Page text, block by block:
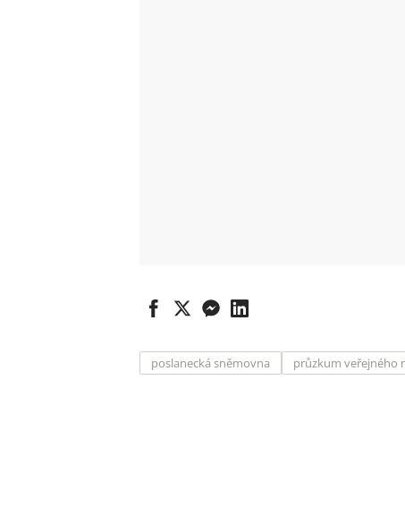
poslanecká sněmovna průzkum veřejného